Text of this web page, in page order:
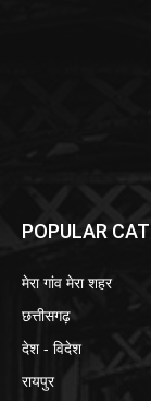
POPULAR
मेरा गांव मेरा शहर
छत्तीसगढ़
देश - विदेश
रायपुर